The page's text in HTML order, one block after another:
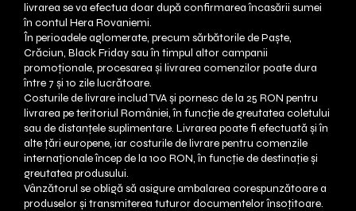
livrarea se va efectua doar după confirmarea încasării sumei
în contul Hera Rovaniemi.
În perioadele aglomerate, precum sărbătorile de Paște,
Crăciun, Black Friday sau în timpul altor campanii
promoționale, procesarea și livrarea comenzilor poate dura
între 7 și 10 zile lucrătoare.
Costurile de livrare includ TVA și pornesc de la 25 RON pentru
livrarea pe teritoriul României, în funcție de greutatea coletului
sau de distanțele suplimentare. Livrarea poate fi efectuată și în
alte țări europene, iar costurile de livrare pentru comenzile
internaționale încep de la 100 RON, în funcție de destinație și
greutatea produsului.
Vânzătorul se obligă să asigure ambalarea corespunzătoare a
produselor și transmiterea tuturor documentelor însoțitoare.